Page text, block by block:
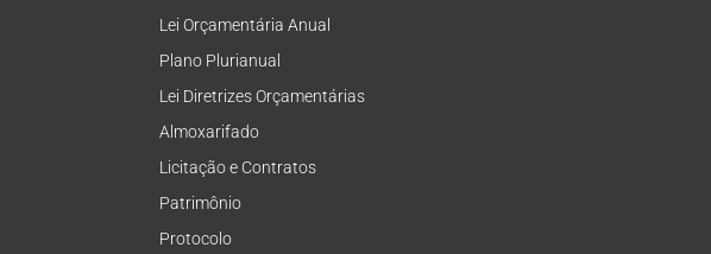
Lei Orçamentária Anual
Plano Plurianual
Lei Diretrizes Orçamentárias
Almoxarifado
Licitação e Contratos
Patrimônio
Protocolo